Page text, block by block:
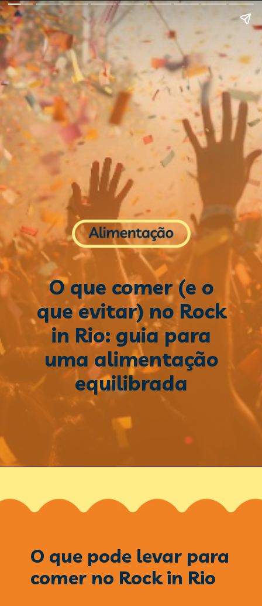
O que comer (e o
que evitar) no Rock
in Rio: guia para
uma alimentação
equilibrada
O que pode levar para
comer no Rock in Rio